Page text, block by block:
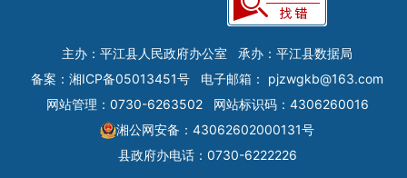
主办：平江县人民政府办公室
承办：平江县数据局
备案： 湘ICP备05013451号 电子邮箱： pjzwgkb@163.com
网站管理：0730-6263502
网站标识码：4306260016
湘公网安备：43062602000131号
县政府办电话：0730-6222226